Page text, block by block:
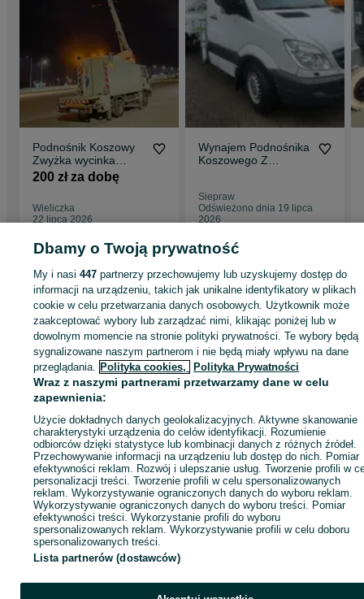
Podnośnik Koszowy
Zwyżka wycinka
drzew mycie elewacji
Wynajem Montaż
200 zł za dobę
Wieliczka
22 lipca 2026
Wynajem Podnośnika
Koszowego Z
Siepraw
Odświeżono dnia 19 lipca
2026
Strona główna Wypożyczalnia Urządzenia, maszyny i narzędzia
Ciężki
sprzęt budowlany
Podnośniki, zwyżki
Podnośniki, zwyżki - Małopolskie
Podnośniki, zwyżki - Wieliczka
KATEGORIA
ID:668698496 Wyświetlenia:
Zadzwoń / SMS Wyślij wiadomość
Dbamy o Twoją prywatność
My i nasi447 partnerzy przechowujemy lub uzyskujemy dostęp do
informacji na urządzeniu, takich jak unikalne identyfikatory w plikach
cookie w celu przetwarzania danych osobowych. Użytkownik może
zaakceptować wybory lub zarządzać nimi, klikając poniżej lub w
dowolnym momencie na stronie polityki prywatności. Te wybory będą
sygnalizowane naszym partnerom i nie będą miały wpływu na dane
przeglądania. Polityka cookies, Polityka Prywatności
Wraz z naszymi partnerami przetwarzamy dane w celu
zapewnienia:
Użycie dokładnych danych geolokalizacyjnych. Aktywne skanowanie
charakterystyki urządzenia do celów identyfikacji. Rozumienie
odbiorców dzięki statystyce lub kombinacji danych z różnych źródeł.
Przechowywanie informacji na urządzeniu lub dostęp do nich. Pomiar
efektywności reklam. Rozwój i ulepszanie usług. Tworzenie profili w
personalizacji treści. Tworzenie profili w celu spersonalizowanych
reklam. Wykorzystywanie ograniczonych danych do wyboru reklam.
Wykorzystywanie ograniczonych danych do wyboru treści. Pomiar
efektywności treści. Wykorzystanie profili do wyboru
spersonalizowanych reklam. Wykorzystywanie profili w celu doboru
spersonalizowanych treści.
Lista partnerów (dostawców)